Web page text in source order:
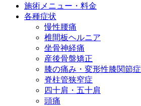
施術メニュー・料金
各種症状
慢性腰痛
椎間板ヘルニア
坐骨神経痛
産後骨盤矯正
膝の痛み・変形性膝関節症
脊柱管狭窄症
四十肩・五十肩
頭痛